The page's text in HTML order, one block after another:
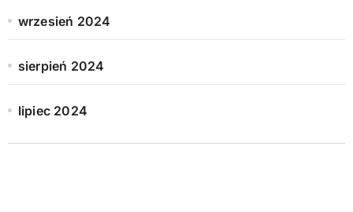
wrzesień 2024
sierpień 2024
lipiec 2024